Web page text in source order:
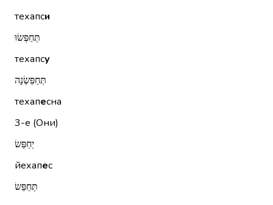
техапси
תְּחַפְּשׂוּ
техапсу
תְּחַפֵּשְׂנָה
техапесна
3-е (Они)
יְחַפֵּשׂ
йехапес
תְּחַפֵּשׂ